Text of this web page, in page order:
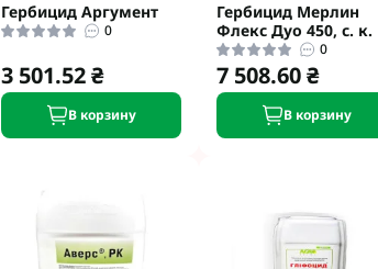
Гербицид Аргумент
0
3 501.52 ₴
В корзину
Гербицид Мерлин
Флекс Дуо 450, с. к.
0
7 508.60 ₴
В корзину